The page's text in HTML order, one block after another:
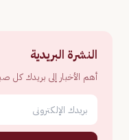
النشرة البريدية
أهم الأخبار إلى بريدك كل